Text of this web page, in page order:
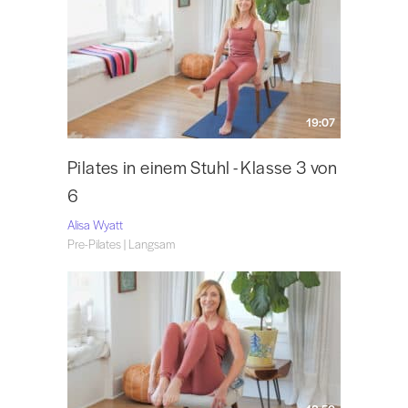
19:07
Pilates in einem Stuhl - Klasse 3 von
6
Alisa Wyatt
Pre-Pilates | Langsam